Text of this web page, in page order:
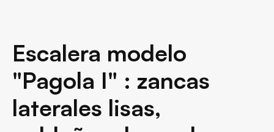
Escalera modelo
"Pagola I" : zancas
laterales lisas,